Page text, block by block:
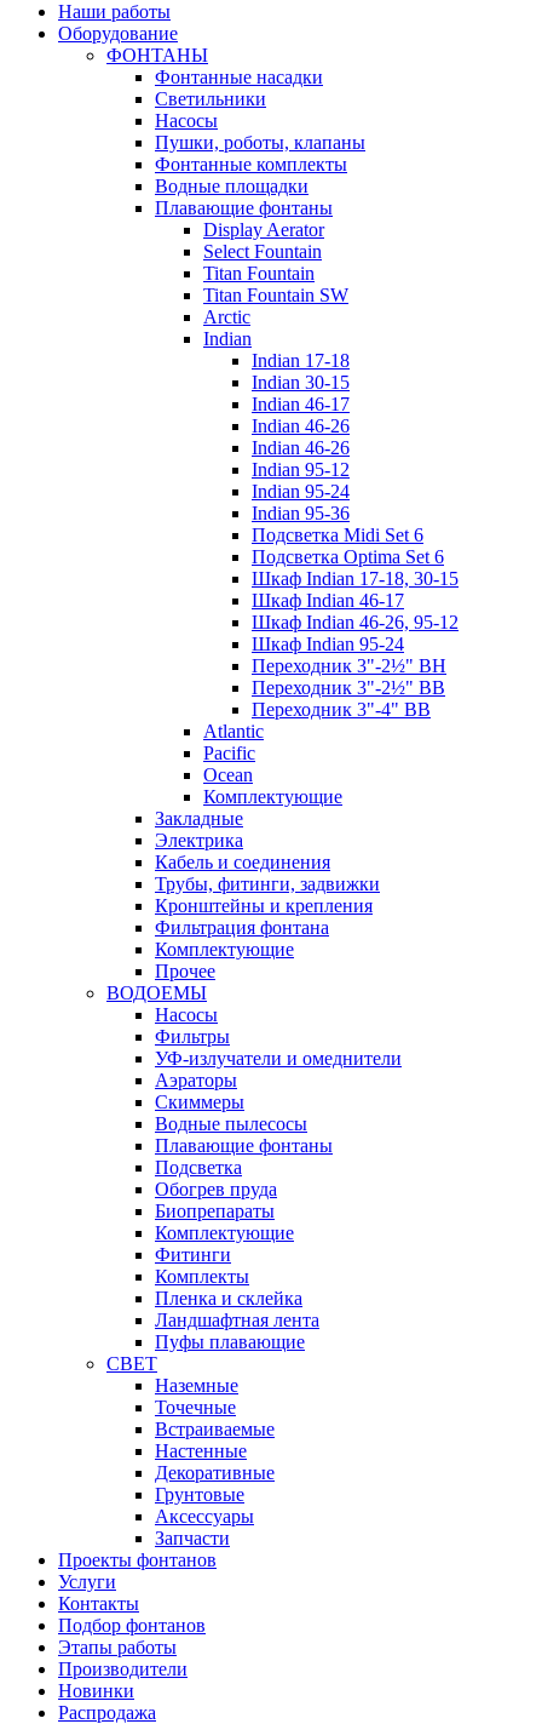
Наши работы
Оборудование
ФОНТАНЫ
Фонтанные насадки
Cветильники
Насосы
Пушки, роботы, клапаны
Фонтанные комплекты
Водные площадки
Плавающие фонтаны
Display Aerator
Select Fountain
Titan Fountain
Titan Fountain SW
Arctic
Indian
Indian 17-18
Indian 30-15
Indian 46-17
Indian 46-26
Indian 46-26
Indian 95-12
Indian 95-24
Indian 95-36
Подсветка Midi Set 6
Подсветка Optima Set 6
Шкаф Indian 17-18, 30-15
Шкаф Indian 46-17
Шкаф Indian 46-26, 95-12
Шкаф Indian 95-24
Переходник 3"-2½" ВН
Переходник 3"-2½" ВВ
Переходник 3"-4" ВВ
Atlantic
Pacific
Ocean
Комплектующие
Закладные
Электрика
Кабель и соединения
Трубы, фитинги, задвижки
Кронштейны и крепления
Фильтрация фонтана
Комплектующие
Прочее
ВОДОЕМЫ
Насосы
Фильтры
УФ-излучатели и омеднители
Аэраторы
Cкиммеры
Водные пылесосы
Плавающие фонтаны
Подсветка
Обогрев пруда
Биопрепараты
Комплектующие
Фитинги
Комплекты
Пленка и склейка
Ландшафтная лента
Пуфы плавающие
СВЕТ
Наземные
Точечные
Встраиваемые
Настенные
Декоративные
Грунтовые
Аксессуары
Запчасти
Проекты фонтанов
Услуги
Контакты
Подбор фонтанов
Этапы работы
Производители
Новинки
Распродажа